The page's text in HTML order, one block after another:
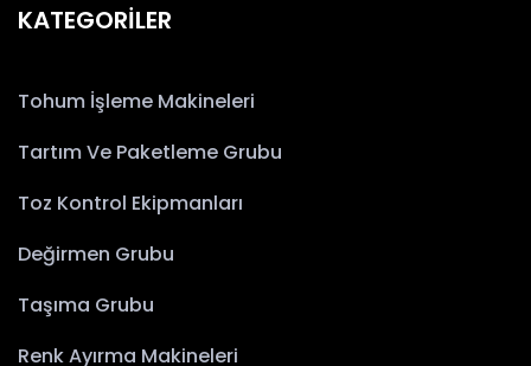
KATEGORİLER
Tohum İşleme Makineleri
Tartım Ve Paketleme Grubu
Toz Kontrol Ekipmanları
Değirmen Grubu
Taşıma Grubu
Renk Ayırma Makineleri